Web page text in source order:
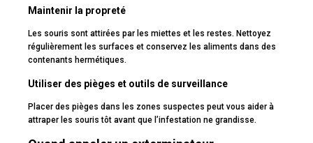
Maintenir la propreté
Les souris sont attirées par les miettes et les restes. Nettoyez
régulièrement les surfaces et conservez les aliments dans des
contenants hermétiques.
Utiliser des pièges et outils de surveillance
Placer des pièges dans les zones suspectes peut vous aider à
attraper les souris tôt avant que l’infestation ne grandisse.